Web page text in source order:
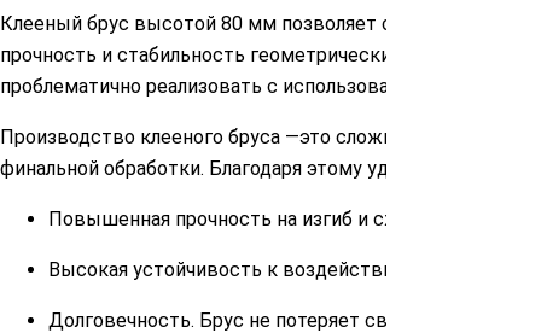
Клееный брус высотой 80 мм позволяет создавать
прочность и стабильность геометрических размеров
проблематично реализовать с использованием других
Производство клееного бруса —это сложный
финальной обработки. Благодаря этому удается
Повышенная прочность на изгиб и сжатие по
Высокая устойчивость к воздействию влаги и
Долговечность. Брус не потеряет своих свойств